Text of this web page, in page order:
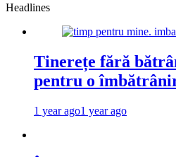
Headlines
Tinerețe fără
pentru o
1 year ago1 year ago